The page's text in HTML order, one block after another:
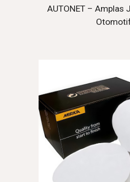
AUTONET – Amplas